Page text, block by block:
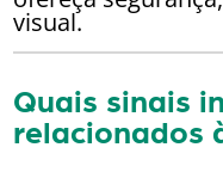
visual.
Quais sinais
relacionados